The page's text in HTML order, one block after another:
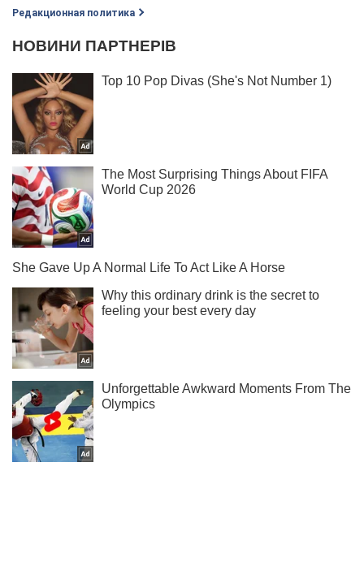
Редакционная политика